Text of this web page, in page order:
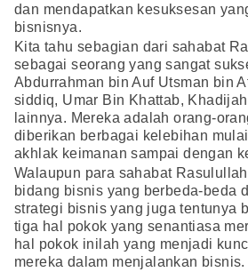
dan mendapatkan kesuksesan
bisnisnya.
Kita tahu sebagian dari sahabat
sebagai seorang yang sangat
Abdurrahman bin Auf Utsman bin
siddiq, Umar Bin Khattab,
lainnya. Mereka adalah orang-
diberikan berbagai kelebihan
akhlak keimanan sampai dengan
Walaupun para sahabat
bidang bisnis yang berbeda-beda
strategi bisnis yang juga tentunya
tiga hal pokok yang senantiasa
hal pokok inilah yang menjadi
mereka dalam menjalankan bisnis.